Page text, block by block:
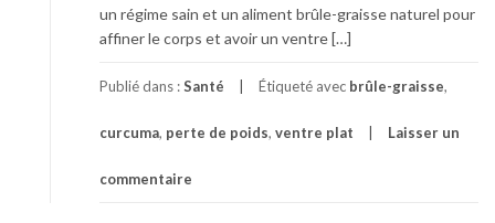
un régime sain et un aliment brûle-graisse naturel pour
affiner le corps et avoir un ventre […]
Publié dans :Santé Étiqueté avec brûle-graisse,
curcuma, perte de poids, ventre plat Laisser un
commentaire